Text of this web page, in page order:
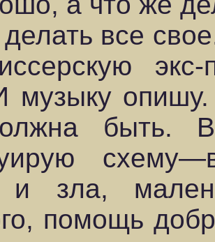
все
музыку
быть. В
и зла,
помощь